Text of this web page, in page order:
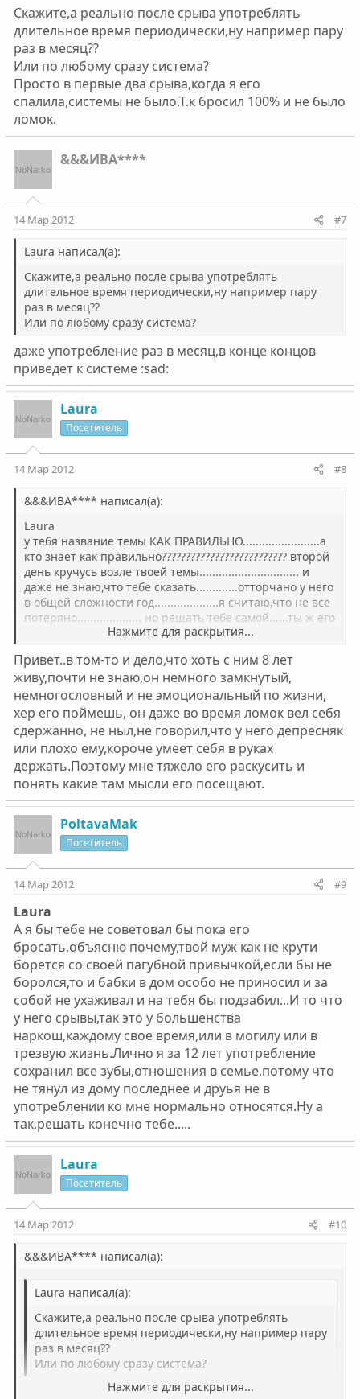
Скажите,а реально после срыва употреблять
длительное время периодически,ну например пару
раз в месяц??
Или по любому сразу система?
Просто в первые два срыва,когда я его
спалила,системы не было.Т.к бросил 100% и не было
ломок.
&&&ИВА****
14 Мар 2012 #7
Laura написал(а):
Скажите,а реально после срыва употреблять
длительное время периодически,ну например пару
раз в месяц??
Или по любому сразу система?
даже употребление раз в месяц,в конце концов
приведет к системе :sad:
Laura
Посетитель
14 Мар 2012 #8
&&&ИВА**** написал(а):
Laura
у тебя название темы КАК ПРАВИЛЬНО........................а
кто знает как правильно?????????????????????????? второй
день кручусь возле твоей темы............................... и
даже не знаю,что тебе сказать.............отторчано у него
в общей сложности год....................я считаю,что не все
потеряно.................... но решать тебе самой......ты ж его
знаешь............. ты ж видишь его желания,его
дружков для старой работы,он кошелек........тупо
кошелек из которого можно взять бабосы на кайф.на
фиг им терять того кто может платить.................они так
и будут вокруг кружить.....эт я тебе как бывшая барыга
говорю..........................
Нажмите для раскрытия...
Привет..в том-то и дело,что хоть с ним 8 лет
живу,почти не знаю,он немного замкнутый,
немногословный и не эмоциональный по жизни,
хер его поймешь, он даже во время ломок вел себя
сдержанно, не ныл,не говорил,что у него депресняк
или плохо ему,короче умеет себя в руках
держать.Поэтому мне тяжело его раскусить и
понять какие там мысли его посещают.
PoltavaMak
Посетитель
14 Мар 2012 #9
Laura
А я бы тебе не советовал бы пока его
бросать,объясню почему,твой муж как не крути
борется со своей пагубной привычкой,если бы не
боролся,то и бабки в дом особо не приносил и за
собой не ухаживал и на тебя бы подзабил...И то что
у него срывы,так это у большенства
наркош,каждому свое время,или в могилу или в
трезвую жизнь.Лично я за 12 лет употребление
сохранил все зубы,отношения в семье,потому что
не тянул из дому последнее и друья не в
употреблении ко мне нормально относятся.Ну а
так,решать конечно тебе.....
Laura
Посетитель
14 Мар 2012 #10
&&&ИВА**** написал(а):
Laura написал(а):
Скажите,а реально после срыва употреблять
длительное время периодически,ну например пару
раз в месяц??
Или по любому сразу система?
даже употребление раз в месяц,в конце концов
Нажмите для раскрытия...